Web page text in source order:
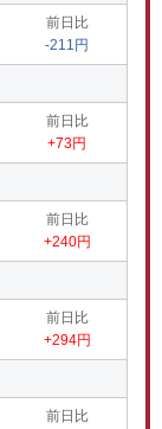
前日比
-211円
前日比
+73円
前日比
+240円
前日比
+294円
前日比